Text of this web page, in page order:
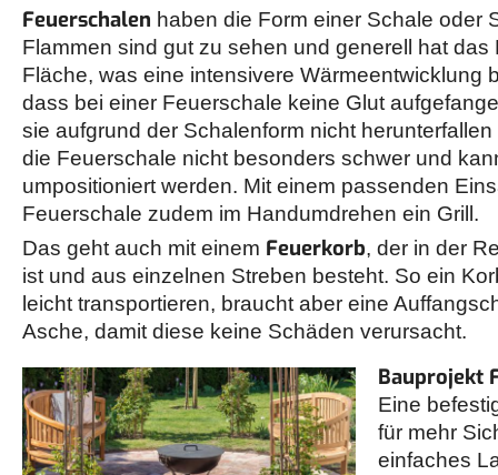
Feuerschalen haben die Form einer Schale oder
Flammen sind gut zu sehen und generell hat das
Fläche, was eine intensivere Wärmeentwicklung
dass bei einer Feuerschale keine Glut
sie aufgrund der Schalenform nicht
die Feuerschale nicht besonders schwer und
umpositioniert werden. Mit einem passenden
Feuerschale zudem im Handumdrehen ein Grill.
Das geht auch mit einem Feuerkorb, der in der
ist und aus einzelnen Streben besteht. So ein
leicht transportieren, braucht aber eine
Asche, damit diese keine Schäden verursacht.
Bauprojekt
Eine
für mehr
einfaches